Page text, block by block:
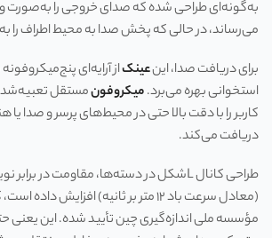
به‌گونه‌ای طراحی شده که صدای خروجی را به‌صورت
می‌رساند، در حالی که پخش صدا به محیط اطراف را
برای دریافت صدا، اینعینکاز آرایه‌ای
استخوانی بهره می‌برد.میکروفونمستقل
کاربر را با دقت بالا حتی در محیط‌های پرسر و صدا
دریافت می‌کند.
(معادل سرعت باد ۱۲ متر بر ثانیه)
مؤسسه ملی اندازه‌گیری چین تأیید شده. این یعنی